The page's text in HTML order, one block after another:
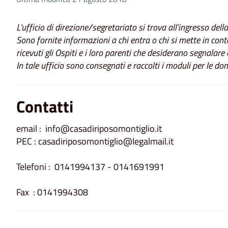
L’ufficio di direzione/segretariato si trova all’ingresso
Sono fornite informazioni a chi entra o chi si mette in
ricevuti gli Ospiti e i loro parenti che desiderano
In tale ufficio sono consegnati e raccolti i moduli per le
Contatti
email : info@casadiriposomontiglio.it
PEC : casadiriposomontiglio@legalmail.it
Telefoni : 0141994137 - 0141691991
Fax : 0141994308